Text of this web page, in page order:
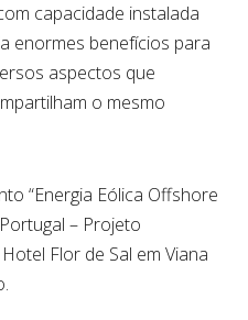
capacidade instalada
enormes benefícios para
aspectos que
o mesmo
“Energia Eólica Offshore
– Projeto
Flor de Sal em Viana